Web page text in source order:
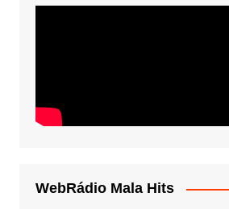
WebRádio Mala Hits